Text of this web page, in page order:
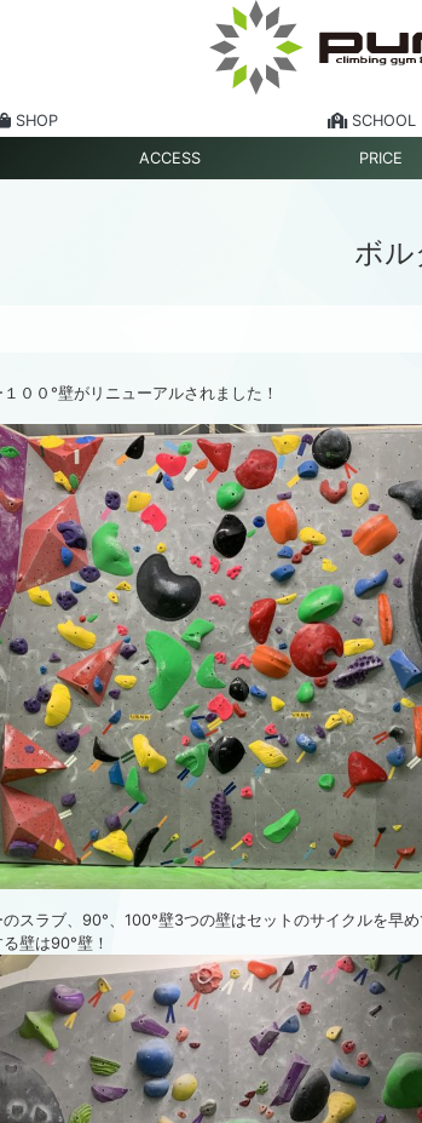
SHOP SCHOOL
ACCESS PRICE
ボル
００°壁がリニューアルされました！
スラブ、90°、100°壁3つの壁はセットのサイクルを早め
壁は90°壁！